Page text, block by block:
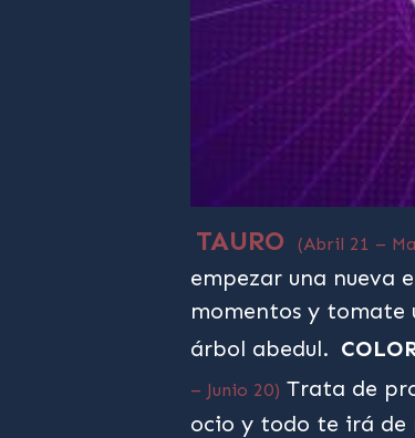
TAURO (Abril 21 –
empezar una nueva
momentos y tomate
árbol abedul.
– Junio 20) Trata de
ocio y todo te irá de